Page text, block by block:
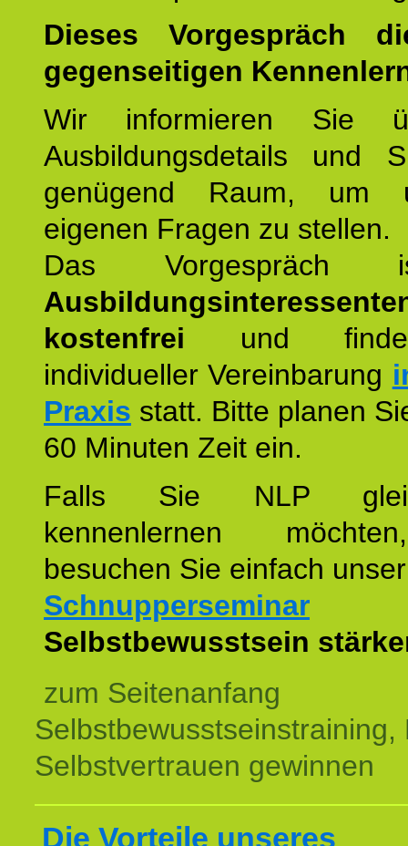
Dieses Vorgespräch
gegenseitigen
Wir informieren Sie
Ausbildungsdetails und
genügend Raum, um
eigenen Fragen zu stellen.
Das
kostenfrei und
individueller Vereinbarung
Praxis statt. Bitte planen
60 Minuten Zeit ein.
Falls Sie NLP
kennenlernen
besuchen Sie einfach unser
Schnupperseminar
Selbstbewusstsein
zum Seitenanfang
Selbstbewusstseinstraining,
Selbstvertrauen gewinnen
Die Vorteile unseres